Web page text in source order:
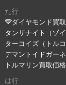
た行
ダイヤモンド買
タンザナイト（ゾ
ターコイズ（トル
デマントイドガー
トルマリン買取価格
は行